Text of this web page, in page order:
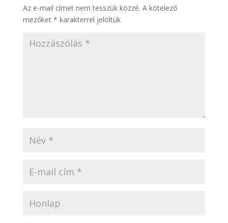
Az e-mail címet nem tesszük közzé. A kötelező
mezőket * karakterrel jelöltük